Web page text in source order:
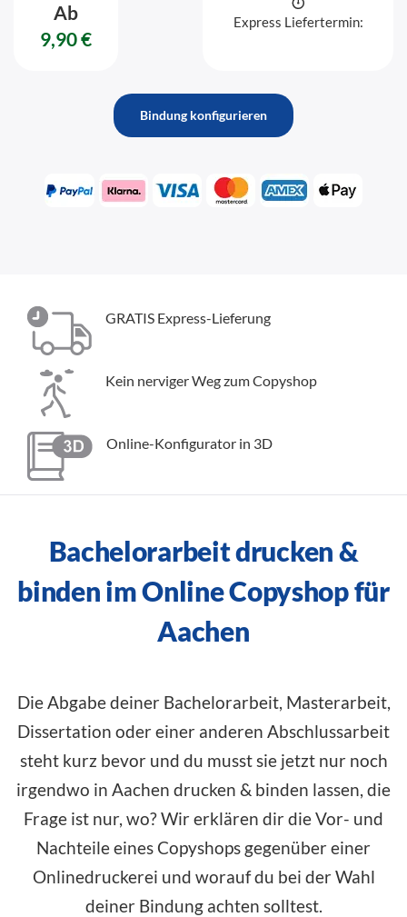
Ab
9,90 €
Express Liefertermin:
Bindung konfigurieren
GRATIS Express-Lieferung
Kein nerviger Weg zum Copyshop
Online-Konfigurator in 3D
Bachelorarbeit drucken &
binden im Online Copyshop für
Aachen
Die Abgabe deiner Bachelorarbeit, Masterarbeit,
Dissertation oder einer anderen Abschlussarbeit
steht kurz bevor und du musst sie jetzt nur noch
irgendwo in Aachen drucken & binden lassen, die
Frage ist nur, wo? Wir erklären dir die Vor- und
Nachteile eines Copyshops gegenüber einer
Onlinedruckerei und worauf du bei der Wahl
deiner Bindung achten solltest.